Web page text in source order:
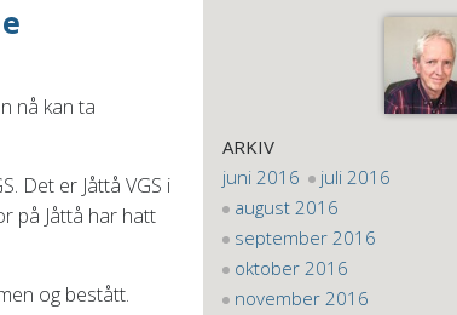
nå kan ta
Det er Jåttå VGS i
på Jåttå har hatt
og bestått.
ARKIV
juni 2016
juli 2016
august 2016
september 2016
oktober 2016
november 2016